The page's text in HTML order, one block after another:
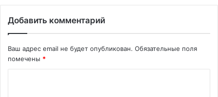
Добавить комментарий
Ваш адрес email не будет опубликован. Обязательные поля
помечены *